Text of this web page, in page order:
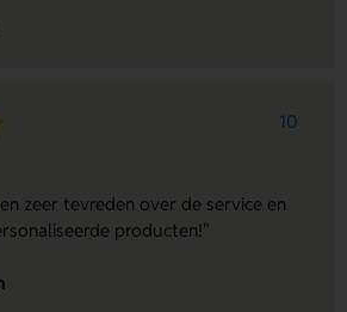
10
zeer tevreden over de service en
producten!"